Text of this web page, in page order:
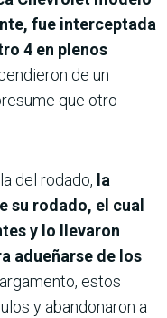
fue interceptada
4 en plenos
de un
que otro
del rodado, la
su rodado, el cual
y lo llevaron
adueñarse de los
estos
y abandonaron a